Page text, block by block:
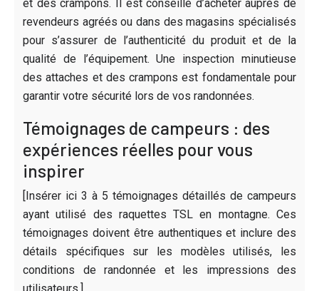
et des crampons. Il est conseillé d’acheter auprès de
revendeurs agréés ou dans des magasins spécialisés
pour s’assurer de l’authenticité du produit et de la
qualité de l’équipement. Une inspection minutieuse
des attaches et des crampons est fondamentale pour
garantir votre sécurité lors de vos randonnées.
Témoignages de campeurs : des
expériences réelles pour vous
inspirer
[Insérer ici 3 à 5 témoignages détaillés de campeurs
ayant utilisé des raquettes TSL en montagne. Ces
témoignages doivent être authentiques et inclure des
détails spécifiques sur les modèles utilisés, les
conditions de randonnée et les impressions des